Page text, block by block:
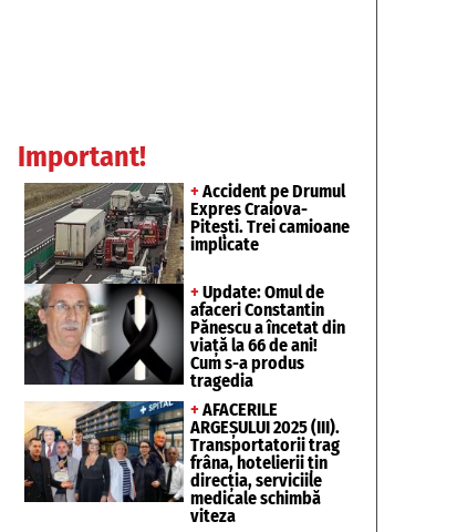
Important!
+ Accident pe Drumul
Expres Craiova-
Pitești. Trei camioane
implicate
+ Update: Omul de
afaceri Constantin
Pănescu a încetat din
viață la 66 de ani!
Cum s-a produs
tragedia
+ AFACERILE
ARGEȘULUI 2025 (III).
Transportatorii trag
frâna, hotelierii țin
direcția, serviciile
medicale schimbă
viteza